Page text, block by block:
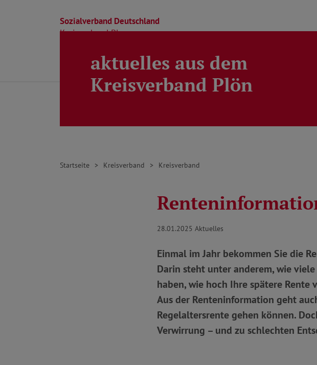
Sozialverband Deutschland
Kreisverband Ploen
Direkt zu den Inhalten springen
Beratung Ortsverbände Kreisverband
aktuelles aus dem
Kreisverband Plön
Startseite Kreisverband Kreisverband
28.01.2025 Aktuelles
Einmal im Jahr bekommen Sie die
Darin steht unter anderem, wie
haben, wie hoch Ihre spätere
Aus der Renteninformation geht
Regelaltersrente gehen können.
Verwirrung – und zu schlechten